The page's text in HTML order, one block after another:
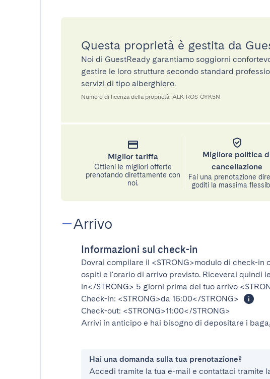
Questa proprietà è gestita da
Noi di GuestReady garantiamo soggiorni
gestire le loro strutture secondo standard
servizi di tipo alberghiero.
Numero di licenza della proprietà: ALK-ROS-OYK5N
Miglior tariffa
Ottieni le migliori offerte
prenotando direttamente con
noi.
Migliore politica
cancellazione
Fai una prenotazione
goditi la massima
Arrivo
Informazioni sul check-in
Dovrai compilare il <STRONG>modulo di check-in
ospiti e l'orario di arrivo previsto. Riceverai quindi le
in</STRONG> 5 giorni prima del tuo arrivo
Check-in: <STRONG>da 16:00</STRONG>
Check-out: <STRONG>11:00</STRONG>
Arrivi in anticipo e hai bisogno di depositare i
Hai una domanda sulla tua prenotazione?
Accedi tramite la tua e-mail e contattaci tramite